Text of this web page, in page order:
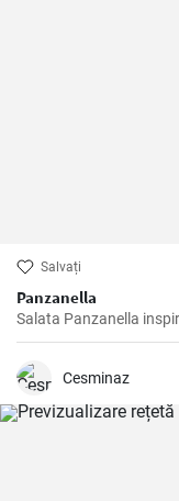
Salvați
Panzanella
Salata Panzanella
Cesminaz